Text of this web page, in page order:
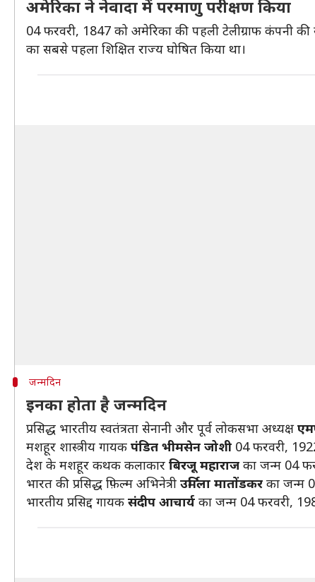
अमेरिका ने नेवादा में परमाणु परीक्षण किया
04 फरवरी, 1847 को अमेरिका की पहली टेलीग्राफ कंपनी
का सबसे पहला शिक्षित राज्य घोषित किया था।
जन्मदिन
इनका होता है जन्मदिन
प्रसिद्ध भारतीय स्वतंत्रता सेनानी और पूर्व लोकसभा अध्यक्ष
मशहूर शास्त्रीय गायक पंडित भीमसेन जोशी 04 फरवरी,
देश के मशहूर कथक कलाकार बिरजू महाराज का जन्‍म 04
भारत की प्रसिद्ध फ़िल्म अभिनेत्री उर्मिला मातोंडकर का जन्‍म
भारतीय प्रसिद्द गायक संदीप आचार्य का जन्म 04 फरवरी,